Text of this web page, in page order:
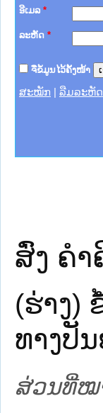
ອີເມລ *
ລະຫັດ *
ຈື່ຂໍ້ມູນໄວ້ຄັ້ງໜ້າ
ສະໝັກ ລືມລະຫັດ
ຊາຊົນ ພາກເໜືອ
ການ
ກາງ
ກໃຕ້
ນຕຳຫຼວດປະຊາ
ສັນຕິບານປະຊ
ກເໜືອ
ຊາຊົນ ພາກກາງ
ສົ່ງ ຄໍາ
(ຮ່າງ)
ທາງ​ປັ
ສ່ວນທີ່ໝ